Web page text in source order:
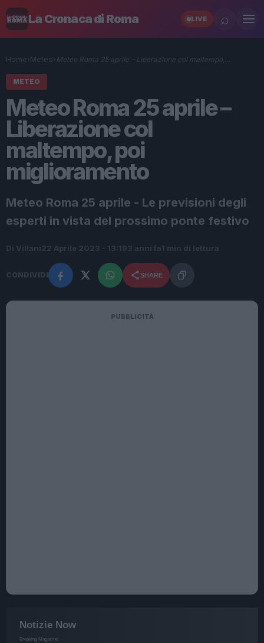
La Cronaca di Roma LIVE ⌕
Home› Meteo› Meteo Roma 25 aprile – Liberazione col maltempo,…
METEO
Meteo Roma 25 aprile –
Liberazione col
maltempo, poi
miglioramento
Meteo Roma 25 aprile - Le previsioni degli
esperti in vista del prossimo ponte festivo
Di Villani22 Aprile 2023 - 13:193 anni fa 1 min di lettura
CONDIVIDI SHARE
PUBBLICITÀ